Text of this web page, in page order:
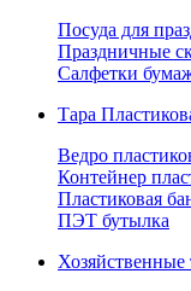
Посуда для
Праздничные
Салфетки
Тара
Ведро
Контейнер
Пластиковая
ПЭТ бутылка